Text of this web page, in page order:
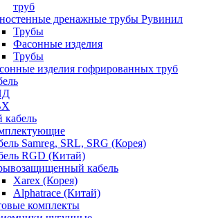
труб
дренажные трубы Рувинил
Трубы
Фасонные изделия
Трубы
изделия гофрированных труб
Samreg, SRL, SRG (Корея)
RGD (Китай)
кабель
Xarex (Корея)
Alphatrace (Китай)
комплекты